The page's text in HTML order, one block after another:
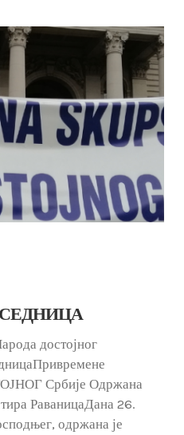
достојног
Србије Одржана
РаваницаДана 26.
одржана је